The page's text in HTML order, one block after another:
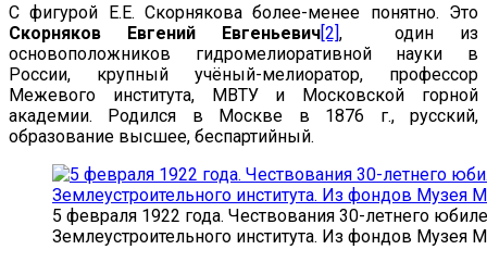
С фигурой Е.Е. Скорнякова более-менее понятно. Это
Скорняков Евгений Евгеньевич[2], один из
основоположников гидромелиоративной науки в
России, крупный учёный-мелиоратор, профессор
Межевого института, МВТУ и Московской горной
академии. Родился в Москве в 1876 г., русский,
образование высшее, беспартийный.
5 февраля 1922 года. Чествования 30-летнего
Землеустроительного института. Из фондов Музея